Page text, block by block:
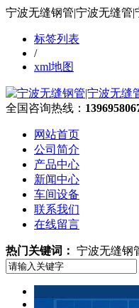
宁波无缝钢管|宁波无缝管|
标签列表
/
xml地图
全国咨询热线：
网站首页
公司简介
产品中心
新闻中心
车间设备
联系我们
在线留言
热门关键词： 宁波无缝钢